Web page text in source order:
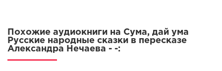
Похожие аудиокниги на Сума, дай ума
Русские народные сказки в пересказе
Александра Нечаева - -: